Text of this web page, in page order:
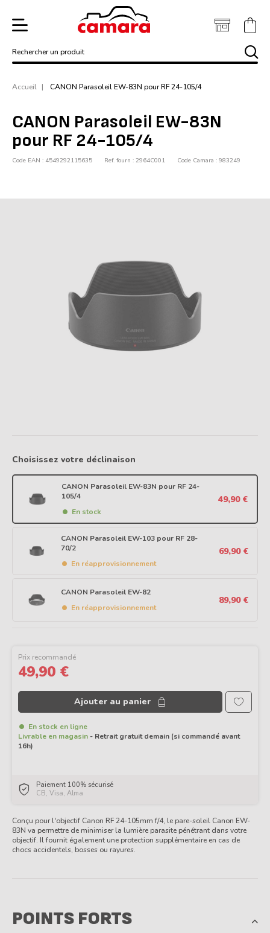
Rechercher un produit
Accueil CANON Parasoleil EW-83N pour RF 24-105/4
CANON Parasoleil EW-83N
pour RF 24-105/4
Code EAN : 4549292115635 Ref. fourn : 2964C001 Code Camara : 983249
Choisissez votre déclinaison
CANON Parasoleil EW-83N pour RF 24-
105/4
En stock
49,90 €
CANON Parasoleil EW-103 pour RF 28-
70/2
En réapprovisionnement
69,90 €
CANON Parasoleil EW-82
En réapprovisionnement
89,90 €
Prix recommandé
49,90 €
Ajouter au panier
En stock en ligne
Livrable en magasin- Retrait gratuit demain (si commandé avant
16h)
Paiement 100% sécurisé
CB, Visa, Alma
Conçu pour l'objectif Canon RF 24-105mm f/4, le pare-soleil Canon EW-
83N va permettre de minimiser la lumière parasite pénétrant dans votre
objectif. Il fournit également une protection supplémentaire en cas de
chocs accidentels, bosses ou rayures.
POINTS FORTS